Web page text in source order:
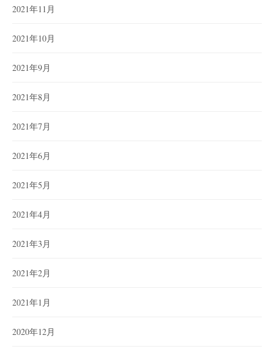
2021年11月
2021年10月
2021年9月
2021年8月
2021年7月
2021年6月
2021年5月
2021年4月
2021年3月
2021年2月
2021年1月
2020年12月